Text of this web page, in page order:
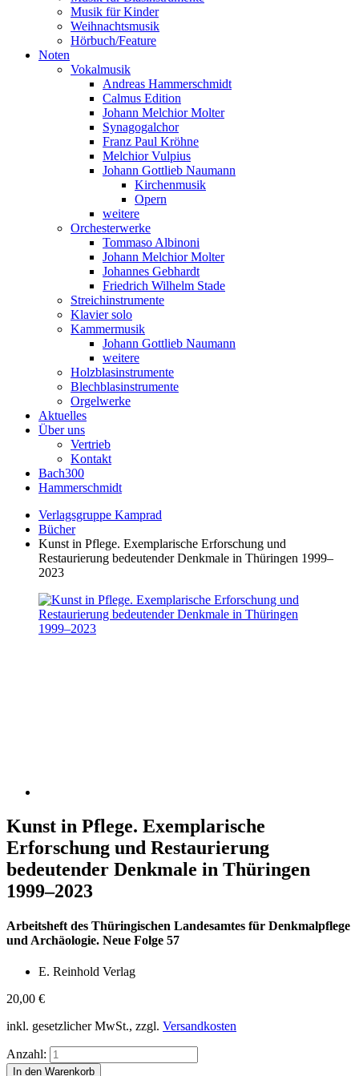
Musik für Kinder
Weihnachtsmusik
Hörbuch/Feature
Noten
Vokalmusik
Andreas Hammerschmidt
Calmus Edition
Johann Melchior Molter
Synagogalchor
Franz Paul Kröhne
Melchior Vulpius
Johann Gottlieb Naumann
Kirchenmusik
Opern
weitere
Orchesterwerke
Tommaso Albinoni
Johann Melchior Molter
Johannes Gebhardt
Friedrich Wilhelm Stade
Streichinstrumente
Klavier solo
Kammermusik
Johann Gottlieb Naumann
weitere
Holzblasinstrumente
Blechblasinstrumente
Orgelwerke
Aktuelles
Über uns
Vertrieb
Kontakt
Bach300
Hammerschmidt
Verlagsgruppe Kamprad
Bücher
Kunst in Pflege. Exemplarische Erforschung und
Restaurierung bedeutender Denkmale in Thüringen 1999–
2023
Kunst in Pflege. Exemplarische
Erforschung und Restaurierung
bedeutender Denkmale in Thüringen
1999–2023
Arbeitsheft des Thüringischen Landesamtes für Denkmalpflege
und Archäologie. Neue Folge 57
E. Reinhold Verlag
20,00 €
inkl. gesetzlicher MwSt., zzgl. Versandkosten
Anzahl: